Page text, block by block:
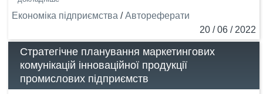
Економіка підприємства /Автореферати
20 / 06 / 2022
Стратегічне планування маркетингових
комунікацій інноваційної продукції
промислових підприємств